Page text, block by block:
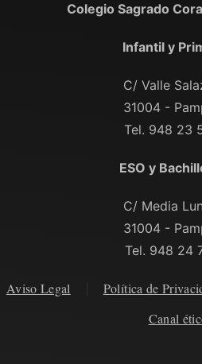
Colegio Sagrado
Infantil y
C/ Valle
31004 -
Tel. 948 23
ESO y
C/ Media
31004 -
Tel. 948 24
Aviso Legal Política de
Canal